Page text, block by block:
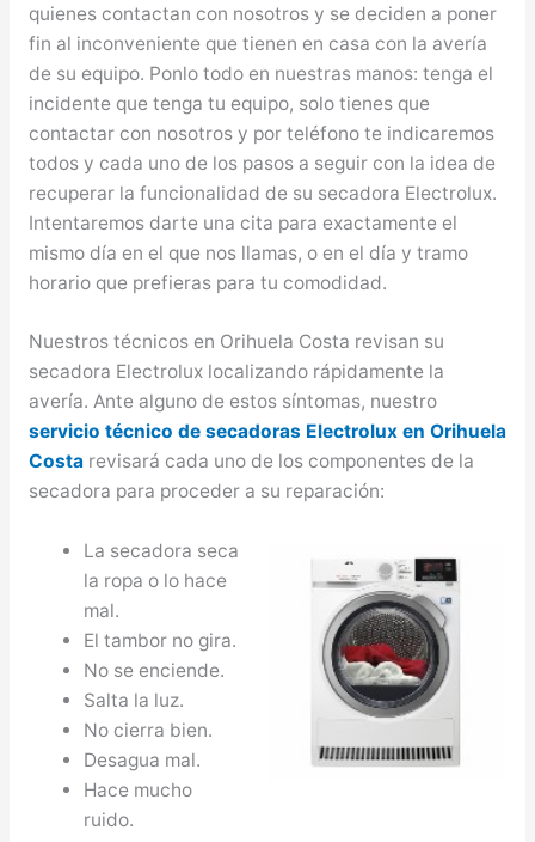
quienes contactan con nosotros y se deciden a poner
fin al inconveniente que tienen en casa con la avería
de su equipo. Ponlo todo en nuestras manos: tenga el
incidente que tenga tu equipo, solo tienes que
contactar con nosotros y por teléfono te indicaremos
todos y cada uno de los pasos a seguir con la idea de
recuperar la funcionalidad de su secadora Electrolux.
Intentaremos darte una cita para exactamente el
mismo día en el que nos llamas, o en el día y tramo
horario que prefieras para tu comodidad.
Nuestros técnicos en Orihuela Costa revisan su
secadora Electrolux localizando rápidamente la
avería. Ante alguno de estos síntomas, nuestro
servicio técnico de secadoras Electrolux en Orihuela
Costarevisará cada uno de los componentes de la
secadora para proceder a su reparación:
La secadora seca
la ropa o lo hace
mal.
El tambor no gira.
No se enciende.
Salta la luz.
No cierra bien.
Desagua mal.
Hace mucho
ruido.